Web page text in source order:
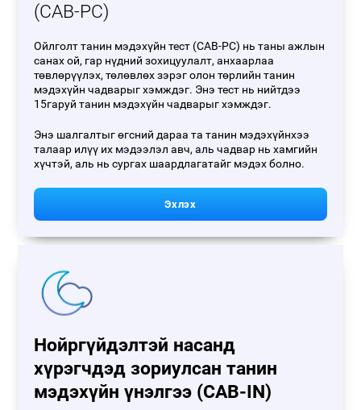
(CAB-PC)
Ойлголт танин мэдэхүйн тест (CAB-PC) нь таны ажлын
санах ой, гар нүдний зохицуулалт, анхаарлаа
төвлөрүүлэх, төлөвлөх зэрэг олон төрлийн танин
мэдэхүйн чадварыг хэмждэг. Энэ тест нь нийтдээ
15гаруй танин мэдэхүйн чадварыг хэмждэг.
Энэ шалгалтыг өгсний дараа та танин мэдэхүйнхээ
талаар илүү их мэдээлэл авч, аль чадвар нь хамгийн
хүчтэй, аль нь сургах шаардлагатайг мэдэх болно.
Эхлэх
Нойргүйдэлтэй насанд
хүрэгчдэд зориулсан танин
мэдэхүйн үнэлгээ (CAB-IN)